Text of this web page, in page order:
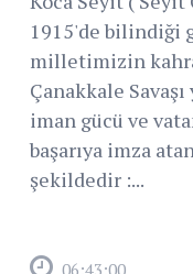
1915'de bilindiği
milletimizin
Çanakkale
iman gücü ve
başarıya imza
şekildedir :...